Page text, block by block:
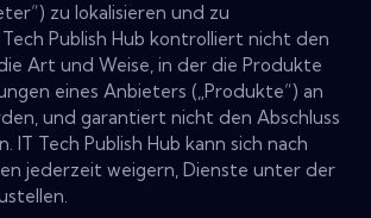
zu lokalisieren und zu
Publish Hub kontrolliert nicht den
Art und Weise, in der die Produkte
eines Anbieters („Produkte“) an
und garantiert nicht den Abschluss
IT Tech Publish Hub kann sich nach
jederzeit weigern, Dienste unter der